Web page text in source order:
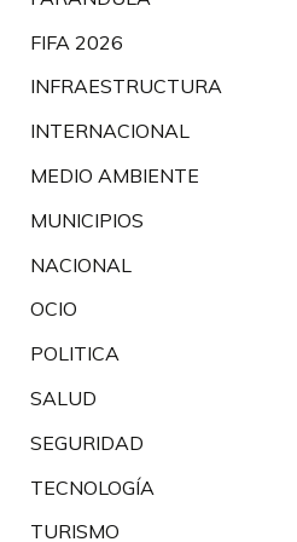
FIFA 2026
INFRAESTRUCTURA
INTERNACIONAL
MEDIO AMBIENTE
MUNICIPIOS
NACIONAL
OCIO
POLITICA
SALUD
SEGURIDAD
TECNOLOGÍA
TURISMO